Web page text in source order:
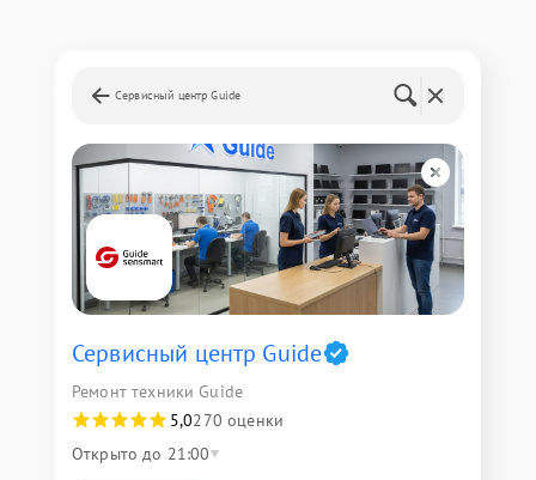
Сервисный центр Guide
Сервисный центр Guide
Ремонт техники Guide
5,0270 оценки
Открыто до 21:00